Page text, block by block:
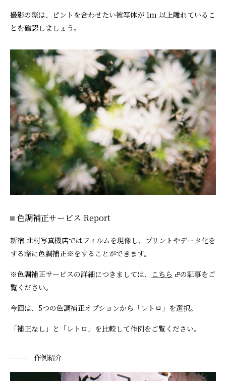
撮影の際は、ピントを合わせたい被写体が 1m 以上離れているこ
とを確認しましょう。
色調補正サービス Report
新宿 北村写真機店ではフィルムを現像し、プリントやデータ化を
する際に色調補正※をすることができます。
※色調補正サービスの詳細につきましては、 こちら
の記事をご
覧ください。
今回は、5つの色調補正オプションから「レトロ」を選択。
「補正なし」と「レトロ」を比較して作例をご覧ください。
作例紹介